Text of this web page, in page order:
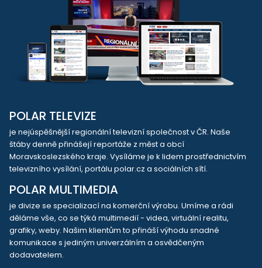
POLAR TELEVIZE
je nejúspěšnější regionální televizní společnost v ČR. Naše
štáby denně přinášejí reportáže z měst a obcí
Moravskoslezského kraje. Vysíláme je k lidem prostřednictvím
televizního vysílání, portálu polar.cz a sociálních sítí.
POLAR MULTIMEDIA
je divize se specializací na komerční výrobu. Umíme a rádi
děláme vše, co se týká multimedií - videa, virtuální realitu,
grafiky, weby. Našim klientům to přináší výhodu snadné
komunikace s jediným univerzálním a osvědčeným
dodavatelem.